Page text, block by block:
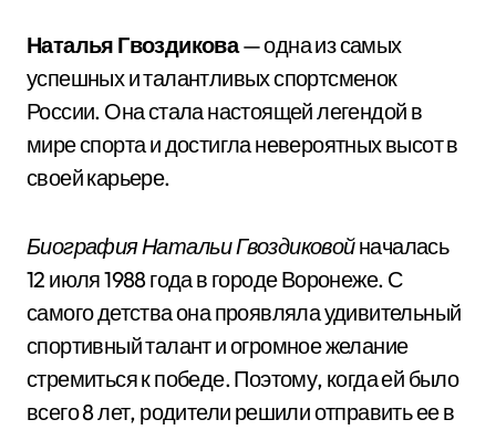
Наталья Гвоздикова— одна из самых
успешных и талантливых спортсменок
России. Она стала настоящей легендой в
мире спорта и достигла невероятных высот в
своей карьере.
Биография Натальи Гвоздиковойначалась
12 июля 1988 года в городе Воронеже. С
самого детства она проявляла удивительный
спортивный талант и огромное желание
стремиться к победе. Поэтому, когда ей было
всего 8 лет, родители решили отправить ее в